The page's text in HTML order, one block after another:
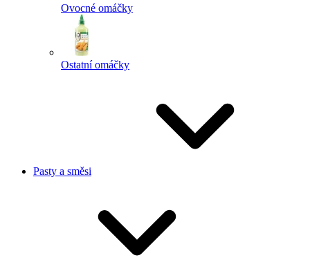
Ovocné omáčky
Ostatní omáčky
Pasty a směsi